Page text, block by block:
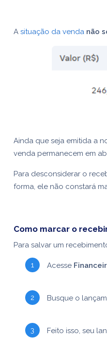
A situação da venda não
Ainda que seja emitida a
venda permanecem em
Para desconsiderar o
forma, ele não constará
Como marcar o
Para salvar um
Acesse
Busque o
Feito isso, seu